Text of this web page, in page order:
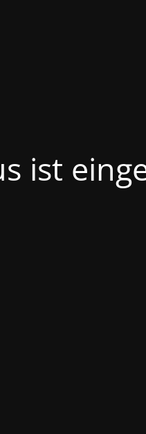
ist